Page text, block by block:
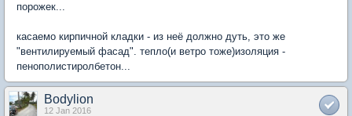
порожек...
касаемо кирпичной кладки - из неё должно дуть, это же
"вентилируемый фасад". тепло(и ветро тоже)изоляция -
пенополистиролбетон...
Bodylion
12 Jan 2016